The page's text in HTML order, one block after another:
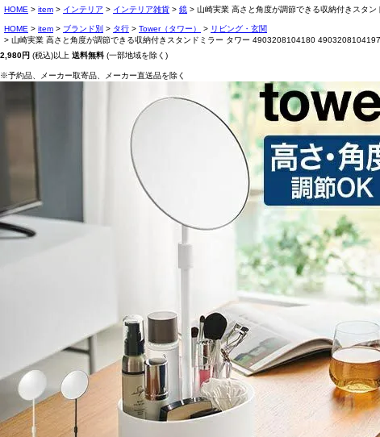
HOME item インテリア インテリア雑貨 鏡 山崎実業 高さと角度が調節できる収納付きスタ
HOME item ブランド別 タ行 Tower（タワー）
リビング・玄関
山崎実業 高さと角度が調節できる収納付きスタンドミラー タワー 4903208104180
2,980円 (税込)以上 送料無料 (一部地域を除く)
※予約品、メーカー取寄品、メーカー直送品を除く